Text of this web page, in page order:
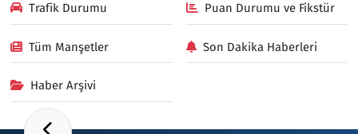
Trafik Durumu Puan Durumu ve Fikstür
Tüm Manşetler Son Dakika Haberleri
Haber Arşivi